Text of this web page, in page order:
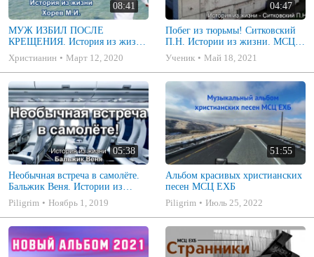
08:41
МУЖ ИЗБИЛ ПОСЛЕ
КРЕЩЕНИЯ. История из жизни
Хорева М.И. Христианские
Истории МСЦ ЕХБ
Христианин Март 12, 2020
04:47
Побег из тюрьмы! Ситковский
П.Н. Истории из жизни. МСЦ
ЕХБ
Ученик Май 18, 2021
05:38
Необычная встреча в самолёте.
Бальжик Веня. Истории из
жизни. МСЦ ЕХБ
Piligrim Ноябрь 1, 2019
51:55
Альбом красивых христианских
песен МСЦ ЕХБ
Piligrim
Июль 25, 2022